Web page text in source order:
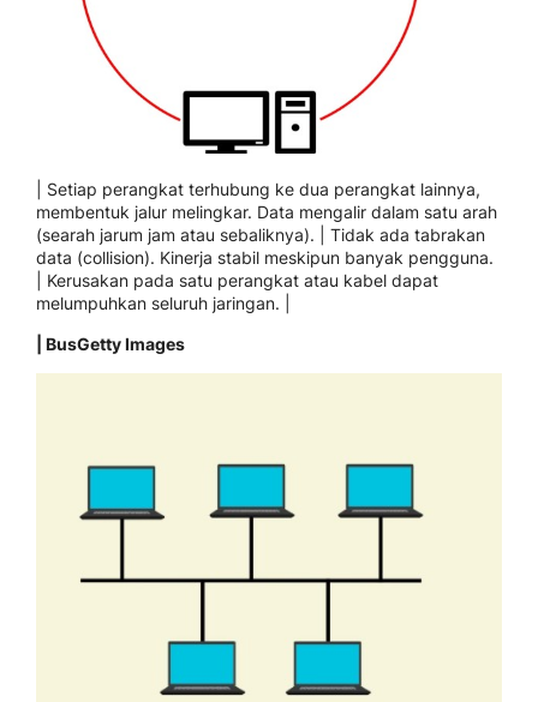
| Setiap perangkat terhubung ke dua perangkat lainnya,
membentuk jalur melingkar. Data mengalir dalam satu arah
(searah jarum jam atau sebaliknya). | Tidak ada tabrakan
data (collision). Kinerja stabil meskipun banyak pengguna.
| Kerusakan pada satu perangkat atau kabel dapat
melumpuhkan seluruh jaringan. |
| BusGetty Images